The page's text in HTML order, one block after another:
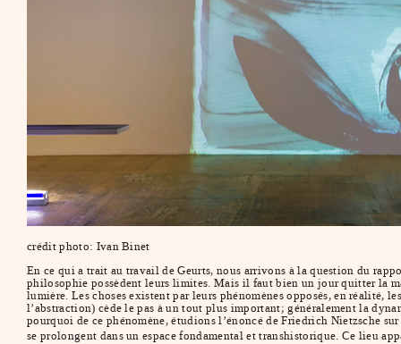
crédit photo: Ivan Binet
En ce qui a trait au travail de Geurts, nous arrivons à la question du
philosophie possèdent leurs limites. Mais il faut bien un jour quitter la
lumière. Les choses existent par leurs phénomènes opposés, en réalité,
l’abstraction) cède le pas à un tout plus important; généralement la
pourquoi de ce phénomène, étudions l’énoncé de Friedrich Nietzsche
se prolongent dans un espace fondamental et transhistorique. Ce lieu